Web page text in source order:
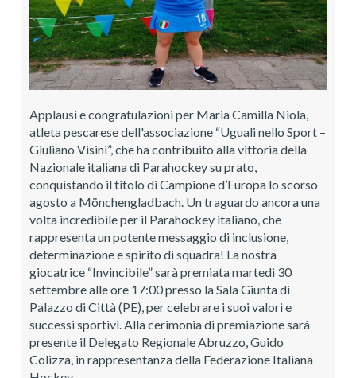
Applausi e congratulazioni per Maria Camilla Niola,
atleta pescarese dell'associazione “Uguali nello Sport –
Giuliano Visini”, che ha contribuito alla vittoria della
Nazionale italiana di Parahockey su prato,
conquistando il titolo di Campione d’Europa lo scorso
agosto a Mönchengladbach. Un traguardo ancora una
volta incredibile per il Parahockey italiano, che
rappresenta un potente messaggio di inclusione,
determinazione e spirito di squadra! La nostra
giocatrice “Invincibile” sarà premiata martedì 30
settembre alle ore 17:00 presso la Sala Giunta di
Palazzo di Città (PE), per celebrare i suoi valori e
successi sportivi. Alla cerimonia di premiazione sarà
presente il Delegato Regionale Abruzzo, Guido
Colizza, in rappresentanza della Federazione Italiana